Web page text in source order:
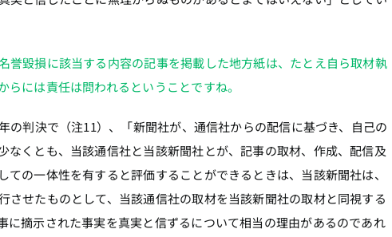
誉毀損に該当する内容の記事を掲載した地方紙は、たとえ自ら取材執
には責任は問われるということですね。
の判決で（注11）、「新聞社が、通信社からの配信に基づき、自己の
なくとも、当該通信社と当該新聞社とが、記事の取材、作成、配信及
の一体性を有すると評価することができるときは、当該新聞社は、
させたものとして、当該通信社の取材を当該新聞社の取材と同視する
に摘示された事実を真実と信ずるについて相当の理由があるのであれ